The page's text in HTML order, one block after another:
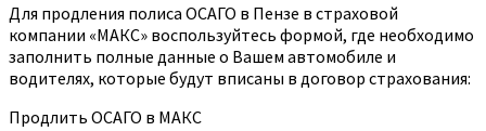
Для продления полиса ОСАГО в Пензе в страховой
компании «МАКС» воспользуйтесь формой, где необходимо
заполнить полные данные о Вашем автомобиле и
водителях, которые будут вписаны в договор страхования:
Продлить ОСАГО в МАКС